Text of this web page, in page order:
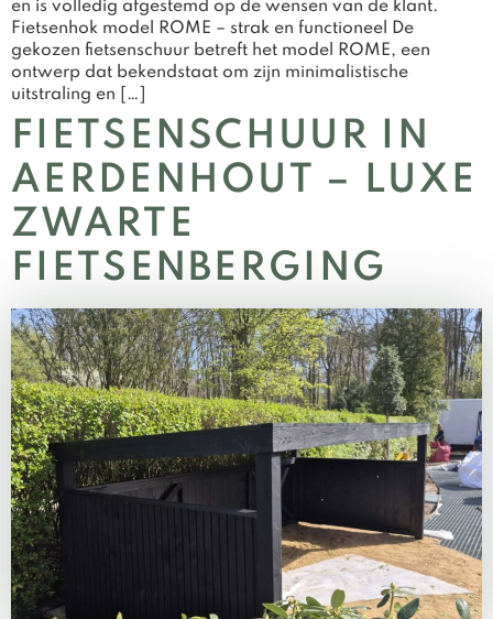
en is volledig afgestemd op de wensen van de klant.
Fietsenhok model ROME – strak en functioneel De
gekozen fietsenschuur betreft het model ROME, een
ontwerp dat bekendstaat om zijn minimalistische
uitstraling en […]
FIETSENSCHUUR IN
AERDENHOUT – LUXE
ZWARTE
FIETSENBERGING